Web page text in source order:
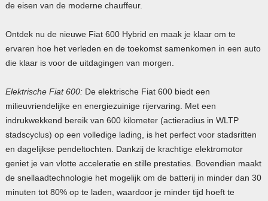
de eisen van de moderne chauffeur.
Ontdek nu de nieuwe Fiat 600 Hybrid en maak je klaar om te
ervaren hoe het verleden en de toekomst samenkomen in een auto
die klaar is voor de uitdagingen van morgen.
Elektrische Fiat 600:De elektrische Fiat 600 biedt een
milieuvriendelijke en energiezuinige rijervaring. Met een
indrukwekkend bereik van 600 kilometer (actieradius in WLTP
stadscyclus) op een volledige lading, is het perfect voor stadsritten
en dagelijkse pendeltochten. Dankzij de krachtige elektromotor
geniet je van vlotte acceleratie en stille prestaties. Bovendien maakt
de snellaadtechnologie het mogelijk om de batterij in minder dan 30
minuten tot 80% op te laden, waardoor je minder tijd hoeft te